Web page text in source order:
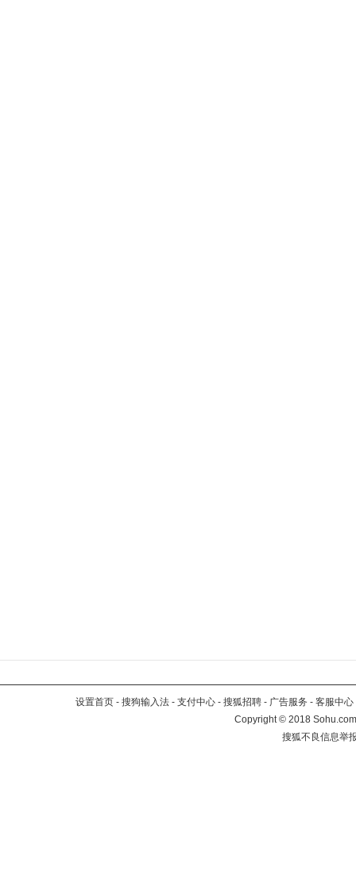
设置首页 - 搜狗输入法 - 支付中心 - 搜狐招聘 - 广告服务 - 客服中心
Copyright©2018
搜狐不良信息举